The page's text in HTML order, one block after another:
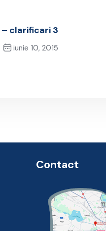
– clarificari 3
iunie 10, 2015
Contact